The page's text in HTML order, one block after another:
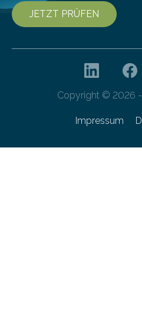
JETZT PRÜFEN
Copyright © 2026
Impressum